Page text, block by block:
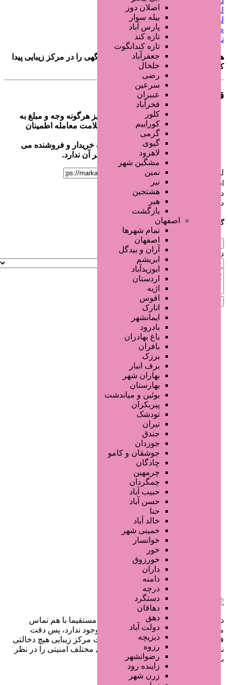
اصلان دوز
بیله سوار
پارس آباد
تازه کند
تازه کندانگوت
جعفرآباد
خلخال
رضی
سرعین
عنبران
فخرآباد
کلور
کوراییم
گرمی
گیوی
لاهرود
مشگین شهر
نمین
نیر
هشتجین
هیر
بازگشت
اصفهان
تمام شهر‌ها
اصفهان
آران و بیدگل
ابریشم
ابوزیدآباد
اردستان
اژیه
افوس
انارک
ایمانشهر
بادرود
باغ بهادران
بافران
برزک
برف انبار
بهاران شهر
بهارستان
بوئین و میاندشت
پیربکران
تودشک
تیران
جندق
جوزدان
جوشقان و کامو
چادگان
چرمهین
چمگردان
حبیب آباد
حسن آباد
حنا
خالد آباد
خمینی شهر
خوانسار
خور
خورزوق
داران
دامنه
درچه
دستگرد
دهاقان
دهق
دولت آباد
دیزیچه
رزوه
رضوانشهر
زاینده رود
زرن شهر
لوازم آرایش اورجینال
لوازم آرایش لوکس
طراحی پست اینستاگرام
ترمیم مو در یک جلسه
هنگام تماس فراموش نکنید که بگویید آگهی را در مرکز زیبایی پیدا
کرده اید!
قوانین معامله
بازدید کنندگان گرامی قبل از واریز هرگونه وجه و مبلغ به
حساب آگهی دهنده از صحت و سلامت معامله اطمینان
حاصل نمائید.
کلیه معاملات انجام شده به عهده خریدار و فروشنده می
باشد و مرکز زیبایی هیچ نظارتی بر آن ندارد.
لینک اشتراک گذاری
اشتراک گذاری
در حال بارگذاری...
در حال بارگذاری...
گزارش مشکل آگهی
دلیل‌های پیش‌فرض:
ارسال گزارش
در سایت تبلیغاتی مرکز زیبایی کاربران مستقیما با هم تماس
می‌گیرند و هیچ واسطه‌ای در این میان وجود ندارد، پس دقت
فرمایید که در خرید و فروشِ شما سایت مرکز زیبایی هیچ دخالتی
نداشته و کاربران باید خودشان جنبه‌های مختلف امنیتی را در نظر
بگیرند.